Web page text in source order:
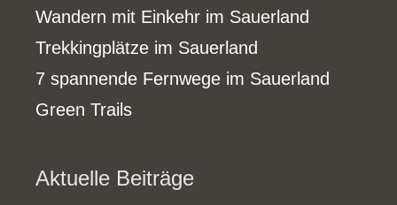
Wandern mit Einkehr im Sauerland
Trekkingplätze im Sauerland
7 spannende Fernwege im Sauerland
Green Trails
Aktuelle Beiträge